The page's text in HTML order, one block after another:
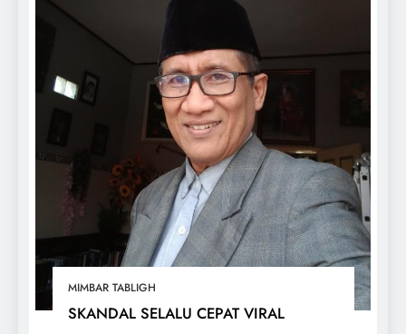
MIMBAR TABLIGH
SKANDAL SELALU CEPAT VIRAL